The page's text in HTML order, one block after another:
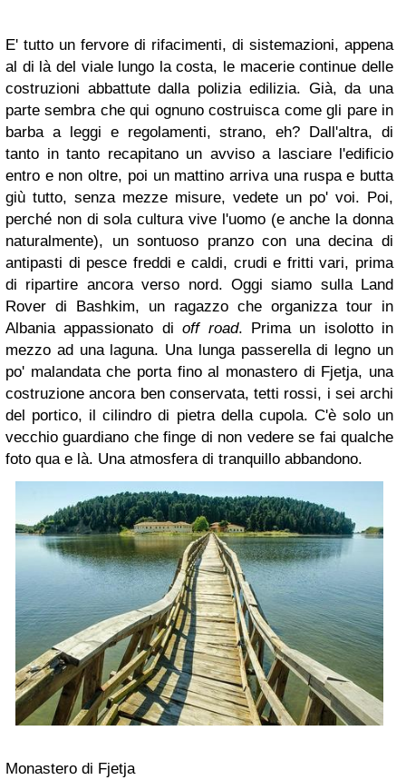
E' tutto un fervore di rifacimenti, di sistemazioni, appena
al di là del viale lungo la costa, le macerie continue delle
costruzioni abbattute dalla polizia edilizia. Già, da una
parte sembra che qui ognuno costruisca come gli pare in
barba a leggi e regolamenti, strano, eh? Dall'altra, di
tanto in tanto recapitano un avviso a lasciare l'edificio
entro e non oltre, poi un mattino arriva una ruspa e butta
giù tutto, senza mezze misure, vedete un po' voi. Poi,
perché non di sola cultura vive l'uomo (e anche la donna
naturalmente), un sontuoso pranzo con una decina di
antipasti di pesce freddi e caldi, crudi e fritti vari, prima
di ripartire ancora verso nord. Oggi siamo sulla Land
Rover di Bashkim, un ragazzo che organizza tour in
Albania appassionato dioff road. Prima un isolotto in
mezzo ad una laguna. Una lunga passerella di legno un
po' malandata che porta fino al monastero di Fjetja, una
costruzione ancora ben conservata, tetti rossi, i sei archi
del portico, il cilindro di pietra della cupola. C'è solo un
vecchio guardiano che finge di non vedere se fai qualche
foto qua e là. Una atmosfera di tranquillo abbandono.
Monastero di Fjetja